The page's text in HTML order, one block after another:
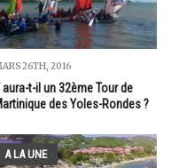
26TH, 2016
aura-t-il un 32ème Tour de
des Yoles-Rondes ?
A LA UNE